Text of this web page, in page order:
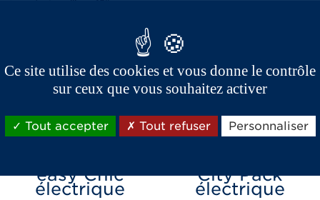
Jantes alliage 15''
easy Chic
électrique
CONFIGUREZ
City Pack
électrique
Ce site utilise des cookies et vous donne le contrôle
sur ceux que vous souhaitez activer
Tout accepter Tout refuser Personnaliser